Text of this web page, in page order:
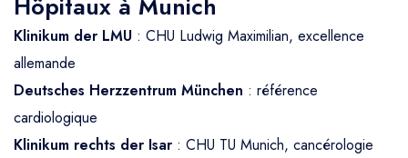
Klinikum der LMU : CHU Ludwig Maximilian, excellence
allemande
Deutsches Herzzentrum München : référence
cardiologique
Klinikum rechts der Isar : CHU TU Munich, cancérologie